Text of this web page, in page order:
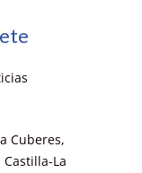
Cuberes,
La